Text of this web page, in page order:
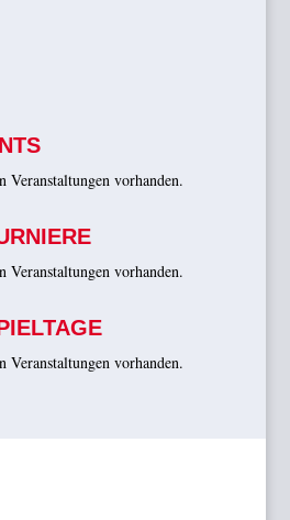
Veranstaltungen vorhanden.
Veranstaltungen vorhanden.
Veranstaltungen vorhanden.